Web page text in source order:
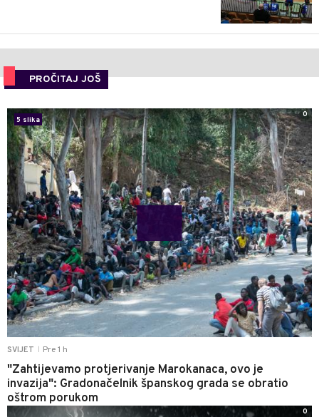
PROČITAJ JOŠ
SVIJET Pre 1 h
"Zahtijevamo protjerivanje Marokanaca, ovo je
invazija": Gradonačelnik španskog grada se obratio
oštrom porukom
5 slika
0
0